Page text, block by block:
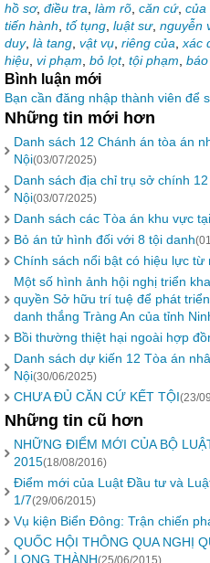
hồ sơ, điều tra làm rõ căn cứ, của
tiến hành tố tụng luật sư, nguyễn
duy, là tang vật vụ riêng của xác
hiệu vi phạm bỏ lọt, tội phạm
Bình luận mới
Bạn cần đăng nhập thành viên để
Những tin mới hơn
Danh sách 12 Chánh án tòa án
Nội(03/07/2025)
Danh sách địa chỉ trụ sở chính
Nội(03/07/2025)
Danh sách các Tòa án khu vực
Bỏ án tử hình đối với 8 tội danh
Chính sách nổi bật có hiệu lực từ
Một số hình ảnh hội nghị triển
quyền Sở hữu trí tuệ để phát
danh thắng Tràng An của tỉnh
Bồi thường thiệt hại ngoài hợp
Danh sách dự kiến 12 Tòa án
Nội(30/06/2025)
CHƯA ĐỦ CĂN CỨ KẾT TỘI(23/
Những tin cũ hơn
NHỮNG ĐIỂM MỚI CỦA BỘ
2015(18/08/2016)
Điểm mới của Luật Đầu tư và
1/7(29/06/2015)
Vụ kiện Biển Đông: Trận chiến
QUỐC HỘI THÔNG QUA NGHỊ
LONG THÀNH(25/06/2015)